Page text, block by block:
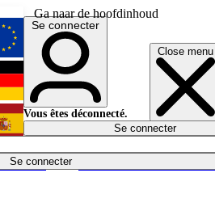
Ga naar de hoofdinhoud
Close menu
Se connecter
Économie
English
Deutsch
Español
Se connecter
Vous êtes déconnecté.
Se connecter